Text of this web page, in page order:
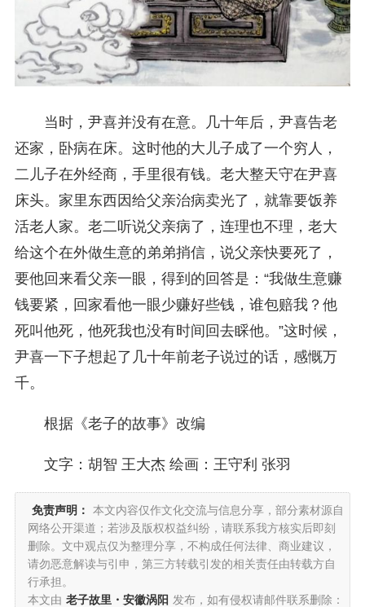
当时，尹喜并没有在意。几十年后，尹喜告老
还家，卧病在床。这时他的大儿子成了一个穷人，
二儿子在外经商，手里很有钱。老大整天守在尹喜
床头。家里东西因给父亲治病卖光了，就靠要饭养
活老人家。老二听说父亲病了，连理也不理，老大
给这个在外做生意的弟弟捎信，说父亲快要死了，
要他回来看父亲一眼，得到的回答是：“我做生意赚
钱要紧，回家看他一眼少赚好些钱，谁包赔我？他
死叫他死，他死我也没有时间回去睬他。”这时候，
尹喜一下子想起了几十年前老子说过的话，感慨万
千。
根据《老子的故事》改编
文字：胡智 王大杰 绘画：王守利 张羽
免责声明：
本文内容仅作文化交流与信息分享，部分素材源自
网络公开渠道；若涉及版权权益纠纷，请联系我方核实后即刻
删除。文中观点仅为整理分享，不构成任何法律、商业建议，
请勿恶意解读与引申，第三方转载引发的相关责任由转载方自
行承担。
本文由 老子故里・安徽涡阳 发布，如有侵权请邮件联系删除：